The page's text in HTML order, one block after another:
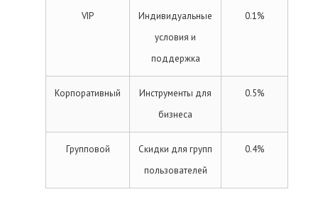
VIP
Индивидуальные
условия и
поддержка
0.1%
Корпоративный
Инструменты для
бизнеса
0.5%
Групповой
Скидки для групп
пользователей
0.4%